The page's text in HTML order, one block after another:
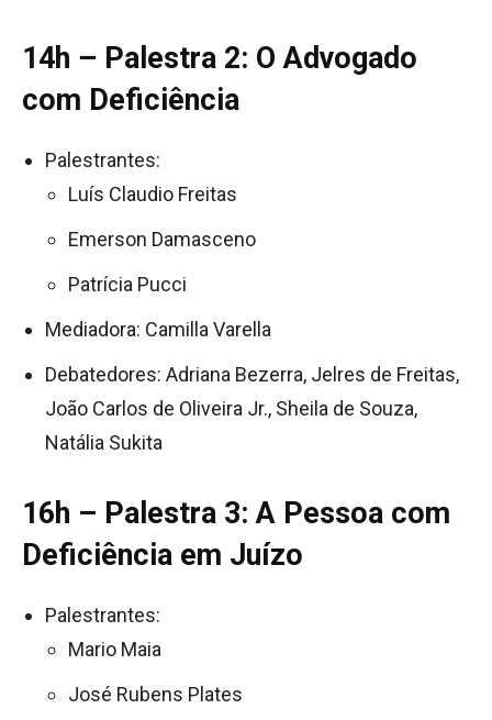
14h – Palestra 2: O Advogado
com Deficiência
Palestrantes:
Luís Claudio Freitas
Emerson Damasceno
Patrícia Pucci
Mediadora: Camilla Varella
Debatedores: Adriana Bezerra, Jelres de Freitas,
João Carlos de Oliveira Jr., Sheila de Souza,
Natália Sukita
16h – Palestra 3: A Pessoa com
Deficiência em Juízo
Palestrantes:
Mario Maia
José Rubens Plates